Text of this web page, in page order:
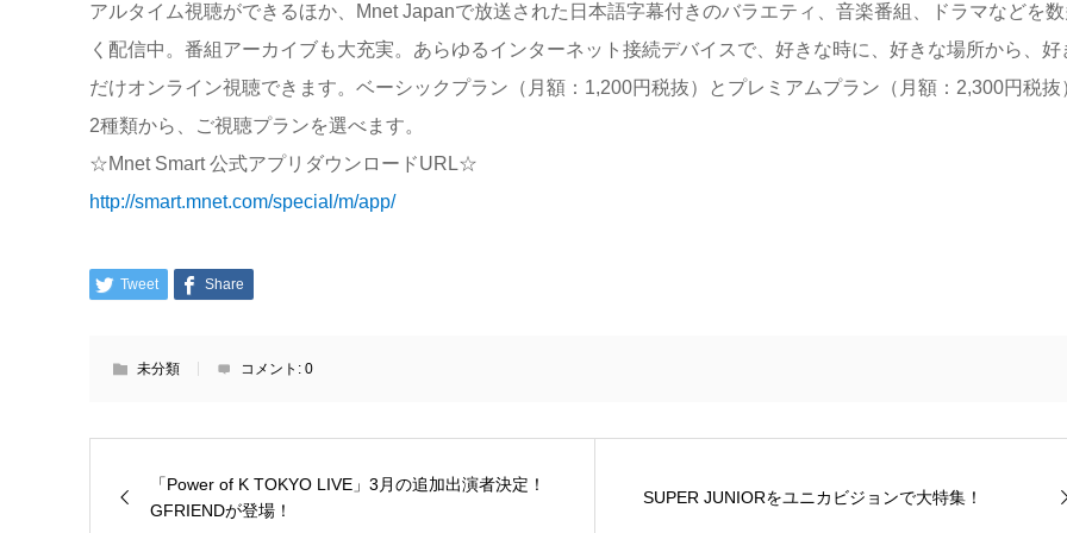
アルタイム視聴ができるほか、Mnet Japanで放送された日本語字幕付きのバラエティ、音楽番組、ドラマなどを数
く配信中。番組アーカイブも大充実。あらゆるインターネット接続デバイスで、好きな時に、好きな場所から、好
だけオンライン視聴できます。ベーシックプラン（月額：1,200円税抜）とプレミアムプラン（月額：2,300円税抜
2種類から、ご視聴プランを選べます。
☆Mnet Smart 公式アプリダウンロードURL☆
http://smart.mnet.com/special/m/app/
Tweet Share
未分類 コメント: 0
「Power of K TOKYO LIVE」3月の追加出演者決定！
GFRIENDが登場！
SUPER JUNIORをユニカビジョンで大特集！